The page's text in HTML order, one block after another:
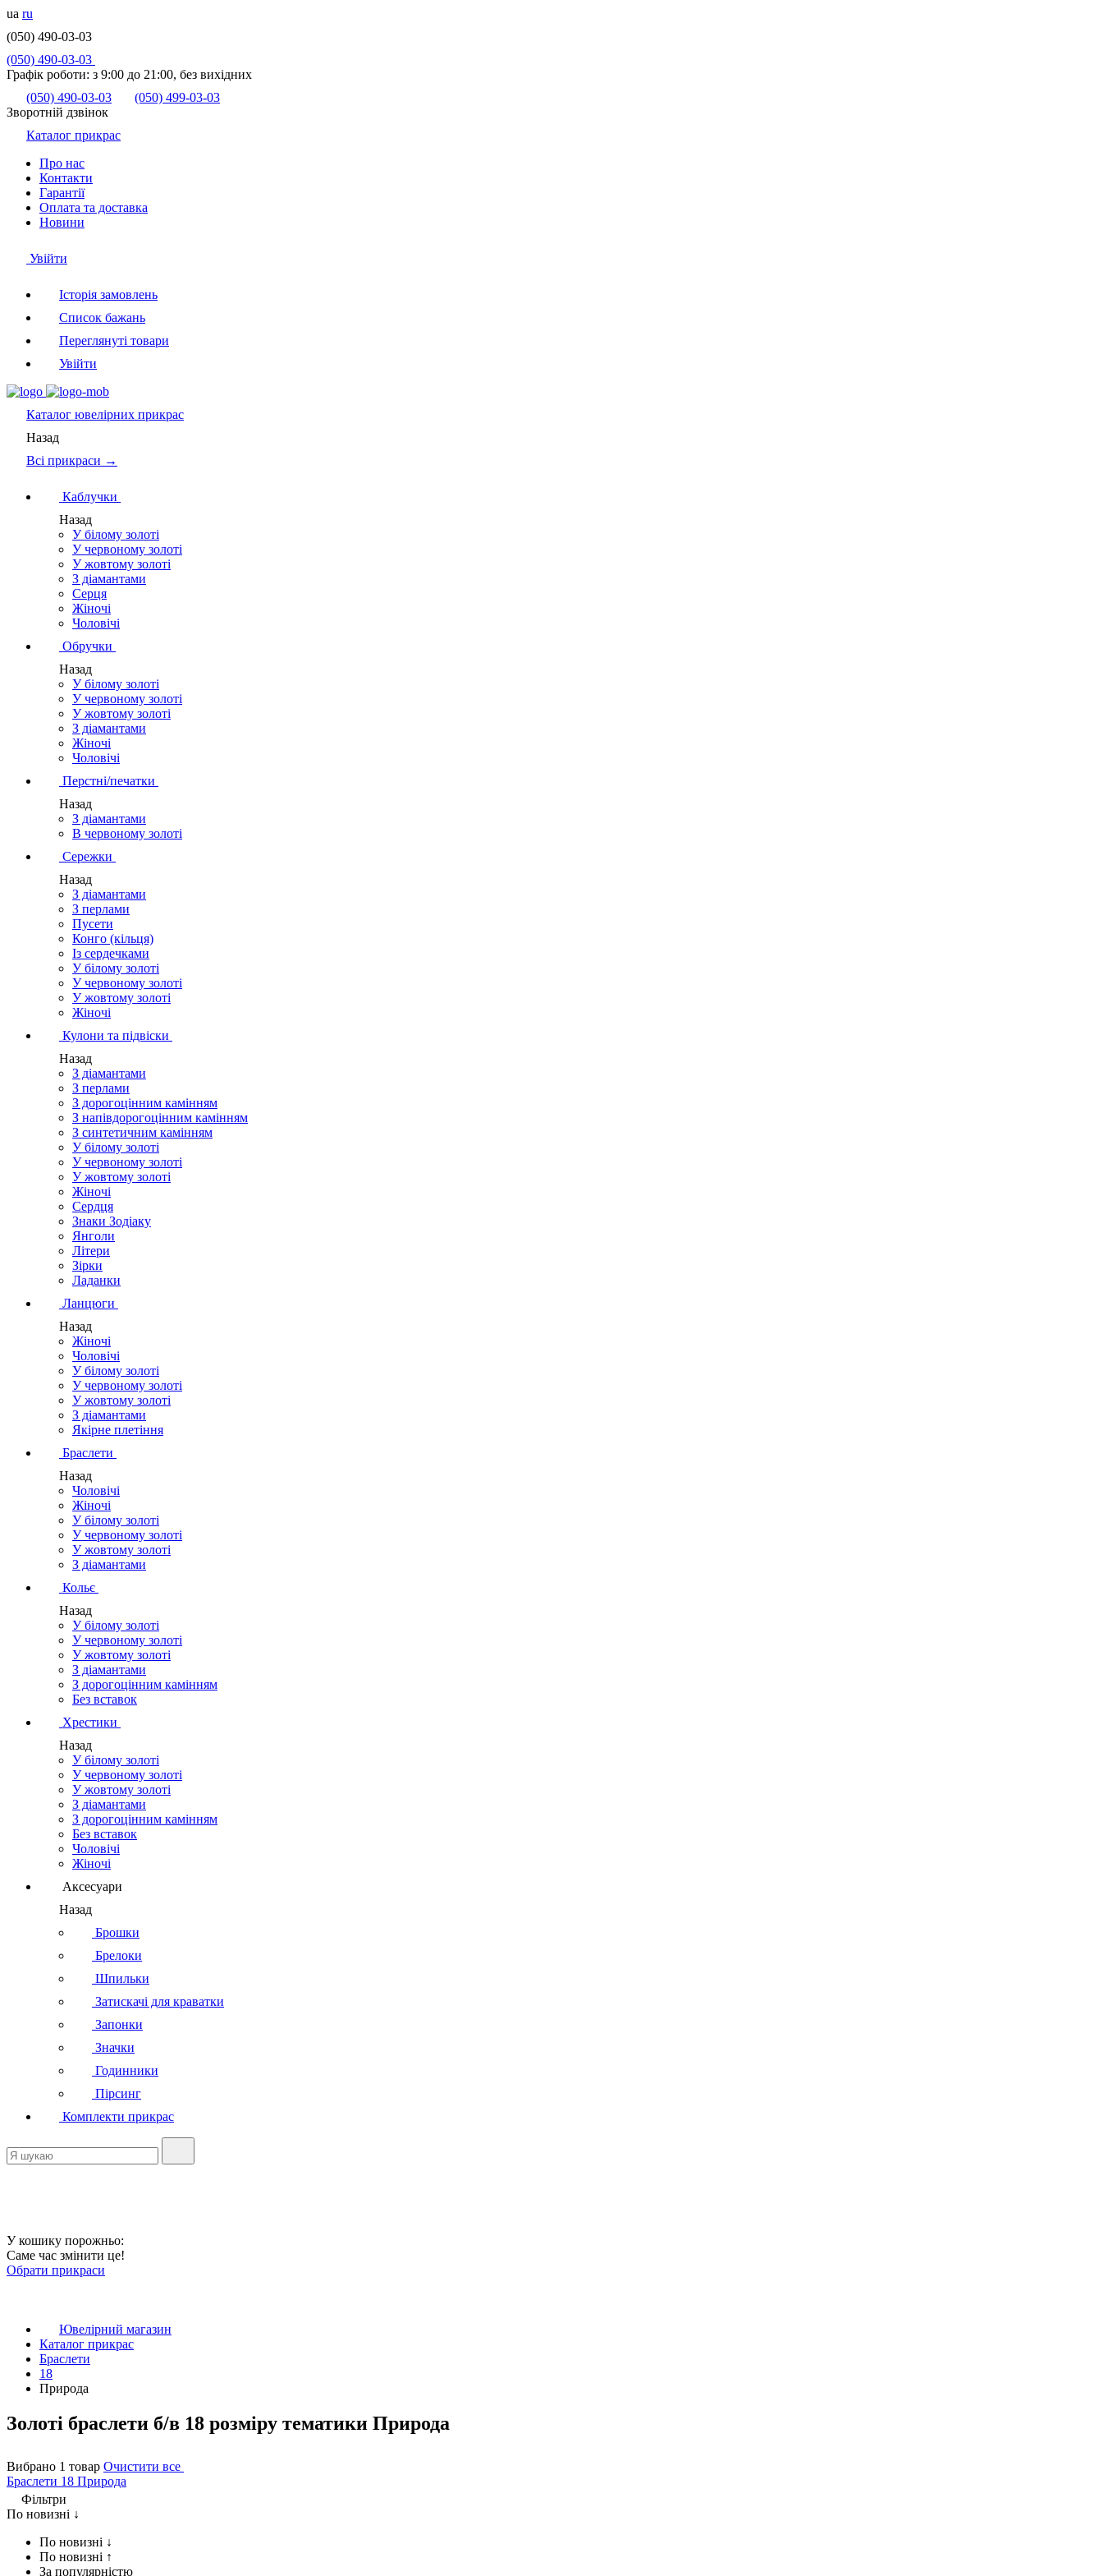
ua ru
(050) 490-03-03
(050) 490-03-03
Графік роботи: з 9:00 до 21:00, без вихідних
(050) 490-03-03
(050) 499-03-03
Зворотній дзвінок
Каталог прикрас
Про нас
Контакти
Гарантії
Оплата та доставка
Новини
Увійти
Історія замовлень
Список бажань
Переглянуті товари
Увійти
Каталог ювелірних прикрас
Назад
Всі прикраси →
Каблучки
Назад
У білому золоті
У червоному золоті
У жовтому золоті
З діамантами
Серця
Жіночі
Чоловічі
Обручки
Назад
У білому золоті
У червоному золоті
У жовтому золоті
З діамантами
Жіночі
Чоловічі
Перстні/печатки
Назад
З діамантами
В червоному золоті
Сережки
Назад
З діамантами
З перлами
Пусети
Конго (кільця)
Із сердечками
У білому золоті
У червоному золоті
У жовтому золоті
Жіночі
Кулони та підвіски
Назад
З діамантами
З перлами
З дорогоцінним камінням
З напівдорогоцінним камінням
З синтетичним камінням
У білому золоті
У червоному золоті
У жовтому золоті
Жіночі
Сердця
Знаки Зодіаку
Янголи
Літери
Зірки
Ладанки
Ланцюги
Назад
Жіночі
Чоловічі
У білому золоті
У червоному золоті
У жовтому золоті
З діамантами
Якірне плетіння
Браслети
Назад
Чоловічі
Жіночі
У білому золоті
У червоному золоті
У жовтому золоті
З діамантами
Кольє
Назад
У білому золоті
У червоному золоті
У жовтому золоті
З діамантами
З дорогоцінним камінням
Без вставок
Хрестики
Назад
У білому золоті
У червоному золоті
У жовтому золоті
З діамантами
З дорогоцінним камінням
Без вставок
Чоловічі
Жіночі
Аксесуари
Назад
Брошки
Брелоки
Шпильки
Затискачі для краватки
Запонки
Значки
Годинники
Пірсинг
Комплекти прикрас
У кошику порожньо:
Саме час змінити це!
Обрати прикраси
Ювелірний магазин
Каталог прикрас
Браслети
18
Природа
Золоті браслети б/в 18 розміру тематики Природа
Вибрано 1 товар Очистити все
Браслети 18 Природа
Фільтри
По новизні ↓
По новизні ↓
По новизні ↑
За популярністю